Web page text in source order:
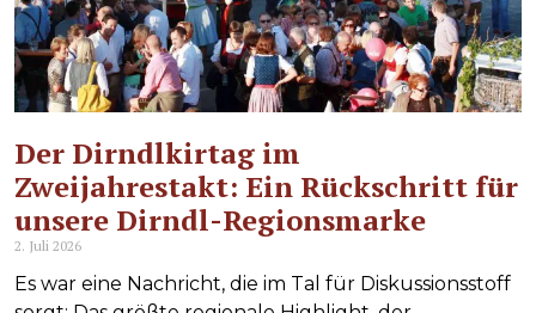
Der Dirndlkirtag im
Zweijahrestakt: Ein Rückschritt für
unsere Dirndl-Regionsmarke
2. Juli 2026
Es war eine Nachricht, die im Tal für Diskussionsstoff